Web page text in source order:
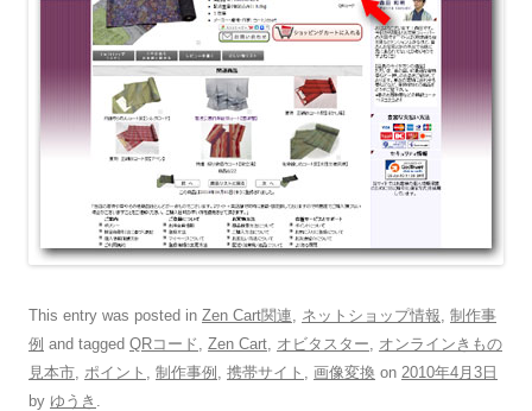
This entry was posted in Zen Cart関連, ネットショップ情報, 制作事
例 and tagged QRコード , Zen Cart, オビタスター, オンラインきもの
見本市, ポイント , 制作事例 , 携帯サイト , 画像変換 on 2010年4月3日
by ゆうき .